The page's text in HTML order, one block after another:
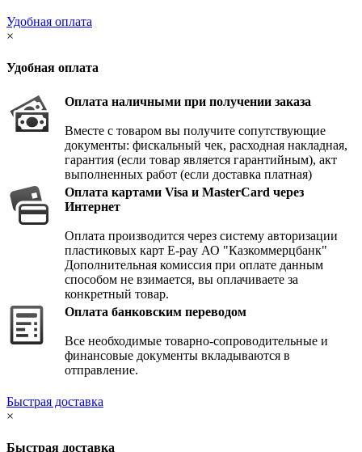
Удобная оплата
×
Удобная оплата
Оплата наличными при получении заказа
Вместе с товаром вы получите сопутствующие
документы: фискальный чек, расходная накладная,
гарантия (если товар является гарантийным), акт
выполненных работ (если доставка платная)
Оплата картами Visa и MasterCard через
Интернет
Оплата производится через систему авторизации
пластиковых карт E-pay АО "Казкоммерцбанк"
Дополнительная комиссия при оплате данным
способом не взимается, вы оплачиваете за
конкретный товар.
Оплата банковским переводом
Все необходимые товарно-сопроводительные и
финансовые документы вкладываются в
отправление.
Быстрая доставка
×
Быстрая доставка